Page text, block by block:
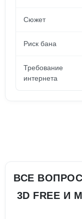
Сюжет
Риск бана
Требование
интернета
ВСЕ
3D FREE